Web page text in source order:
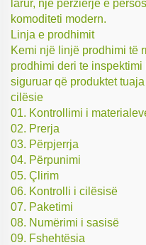
larur, një përzierje e
komoditeti modern.
Linja e prodhimit
Kemi një linjë prodhimi të
prodhimi deri te
siguruar që produktet
cilësie
01. Kontrollimi i
02. Prerja
03. Përpjerrja
04. Përpunimi
05. Çlirim
06. Kontrolli i cilësisë
07. Paketimi
08. Numërimi i sasisë
09. Fshehtësia